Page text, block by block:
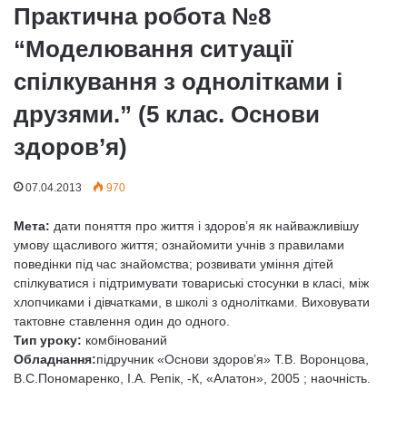
Практична робота №8
“Моделювання ситуації
спілкування з однолітками і
друзями.” (5 клас. Основи
здоров’я)
07.04.2013 970
Мета: дати поняття про життя і здоров’я як найважливішу
умову щасливого життя; ознайомити учнів з правилами
поведінки під час знайомства; розвивати уміння дітей
спілкуватися і підтримувати товариські стосунки в класі, між
хлопчиками і дівчатками, в школі з однолітками. Виховувати
тактовне ставлення один до одного.
Тип уроку: комбінований
Обладнання:підручник «Основи здоров’я» Т.В. Воронцова,
В.С.Пономаренко, І.А. Репік, -К, «Алатон», 2005 ; наочність.